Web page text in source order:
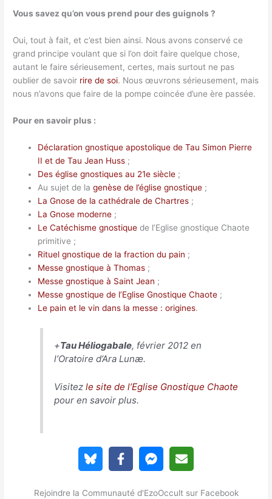
Vous savez qu’on vous prend pour des guignols ?
Oui, tout à fait, et c’est bien ainsi. Nous avons conservé ce
grand principe voulant que si l’on doit faire quelque chose,
autant le faire sérieusement, certes, mais surtout ne pas
oublier de savoir rire de soi. Nous œuvrons sérieusement, mais
nous n’avons que faire de la pompe coincée d’une ère passée.
Pour en savoir plus :
Déclaration gnostique apostolique de Tau Simon Pierre
II et de Tau Jean Huss ;
Des église gnostiques au 21e siècle ;
Au sujet de lagenèse de l’église gnostique ;
La Gnose de la cathédrale de Chartres ;
La Gnose moderne ;
Le Catéchisme gnostique de l’Eglise gnostique Chaote
primitive ;
Rituel gnostique de la fraction du pain ;
Messe gnostique à Thomas ;
Messe gnostique à Saint Jean ;
Messe gnostique de l’Eglise Gnostique Chaote ;
Le pain et le vin dans la messe : origines.
+Tau Héliogabale, février 2012 en
l’Oratoire d’Ara Lunæ.
Visitezle site de l’Eglise Gnostique Chaote
pour en savoir plus.
Rejoindre la Communauté d'EzoOccult sur Facebook